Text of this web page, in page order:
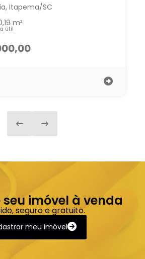
Itapema/SC
m²
útil
imóvel à venda
seguro e gratuito.
meu imóvel